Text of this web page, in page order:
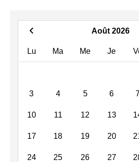
Août 2026
Lu Ma Me Je
3 4 5 6
10 11 12 13
17 18 19 20
24 25 26 27